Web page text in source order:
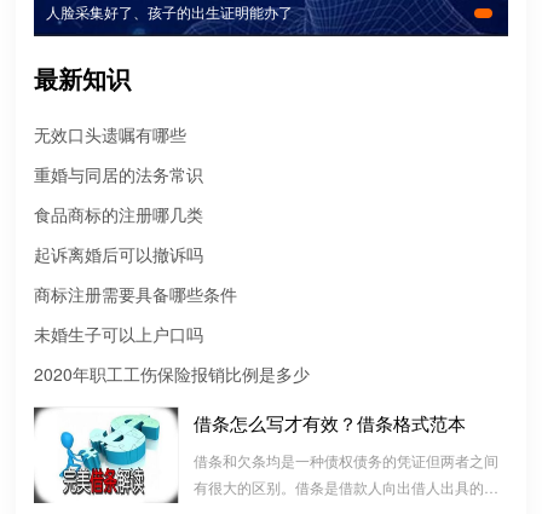
人脸采集好了、孩子的出生证明能办了
最新知识
无效口头遗嘱有哪些
重婚与同居的法务常识
食品商标的注册哪几类
起诉离婚后可以撤诉吗
商标注册需要具备哪些条件
未婚生子可以上户口吗
2020年职工工伤保险报销比例是多少
借条怎么写才有效？借条格式范本
借条和欠条均是一种债权债务的凭证但两者之间
有很大的区别。借条是借款人向出借人出具的借
微信转账凭证能证明存在借款关系吗？
出借人只提供微信转账凭证，只能证明双方的借贷关系生效，但是
不能证明双方存在借款关系。
婚前协议